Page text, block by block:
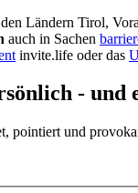
Ländern Tirol,
auch in Sachen
invite.life oder das
- und
pointiert und